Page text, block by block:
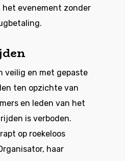
het evenement zonder
veilig en met gepaste
ten opzichte van
en leden van het
is verboden.
op roekeloos
haar